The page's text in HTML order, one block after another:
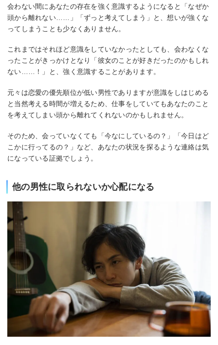
会わない間にあなたの存在を強く意識するようになると「なぜか
頭から離れない……」「ずっと考えてしまう」と、想いが強くな
ってしまうことも少なくありません。
これまではそれほど意識をしていなかったとしても、会わなくな
ったことがきっかけとなり「彼女のことが好きだったのかもしれ
ない……！」と、強く意識することがあります。
元々は恋愛の優先順位が低い男性でありますが意識をしはじめる
と当然考える時間が増えるため、仕事をしていてもあなたのこと
を考えてしまい頭から離れてくれないのかもしれません。
そのため、会っていなくても「今なにしているの？」「今日はど
こかに行ってるの？」など、あなたの状況を探るような連絡は気
になっている証拠でしょう。
他の男性に取られないか心配になる